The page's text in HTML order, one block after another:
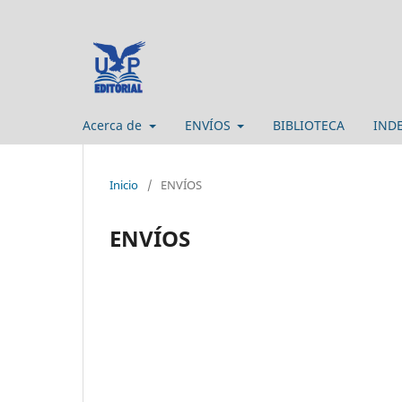
Acerca de ENVÍOS BIBLIOTECA
Inicio / ENVÍOS
ENVÍOS